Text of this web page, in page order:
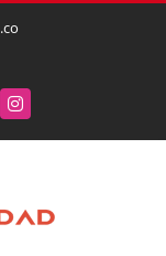
Instagram